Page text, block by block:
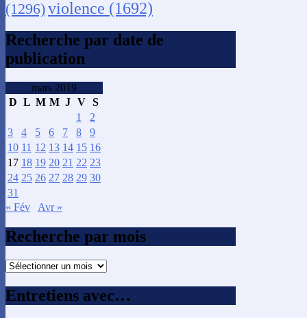
(1296)violence (1692)
Recherche par date de
publication
mars 2019
D L M M J V S
1
2
3
4 5 6 7 8
9
10 11 12 13 14 15 16
17 18 19 20 21 22 23
24 25 26 27 28 29 30
31
« Fév
Avr »
Recherche par mois
Recherche
mois
Entretiens avec…